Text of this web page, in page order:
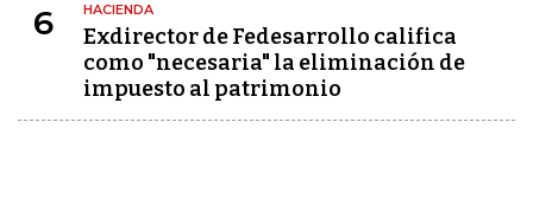
6 HACIENDA
Exdirector de Fedesarrollo califica
como "necesaria" la eliminación de
impuesto al patrimonio